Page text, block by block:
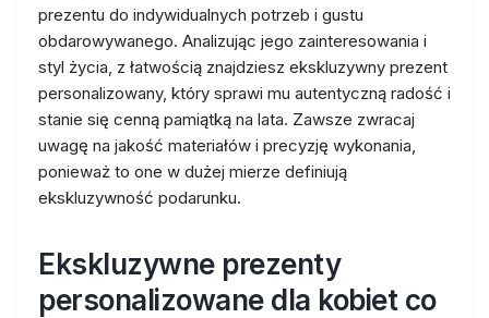
prezentu do indywidualnych potrzeb i gustu
obdarowywanego. Analizując jego zainteresowania i
styl życia, z łatwością znajdziesz ekskluzywny prezent
personalizowany, który sprawi mu autentyczną radość i
stanie się cenną pamiątką na lata. Zawsze zwracaj
uwagę na jakość materiałów i precyzję wykonania,
ponieważ to one w dużej mierze definiują
ekskluzywność podarunku.
Ekskluzywne prezenty
personalizowane dla kobiet co